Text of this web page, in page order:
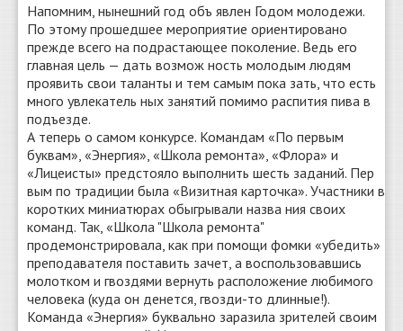
Напомним, нынешний год объ явлен Годом молодежи.
По этому прошедшее мероприятие ориентировано
прежде всего на подрастающее поколение. Ведь его
главная цель — дать возмож ность молодым людям
проявить свои таланты и тем самым пока зать, что есть
много увлекатель ных занятий помимо распития пива в
подъезде.
А теперь о самом конкурсе. Командам «По первым
буквам», «Энергия», «Школа ремонта», «Флора» и
«Лицеисты» предстояло выполнить шесть заданий. Пер
вым по традиции была «Визитная карточка». Участники в
коротких миниатюрах обыгрывали назва ния своих
команд. Так, «Школа "Школа ремонта"
продемонстрировала, как при помощи фомки «убедить»
преподавателя поставить зачет, а воспользовавшись
молотком и гвоздями вернуть расположение любимого
человека (куда он денется, гвозди-то длинные!).
Команда «Энергия» буквально заразила зрителей своим